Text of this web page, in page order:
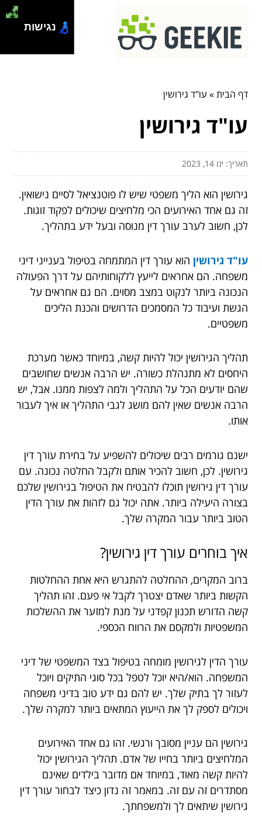
דף הבית» עו"ד גירושין
עו"ד גירושין
תאריך: ינו 14, 2023
גירושין הוא הליך משפטי שיש לו פוטנציאל לסיים נישואין.
זה גם אחד האירועים הכי מלחיצים שיכולים לפקוד זוגות.
לכן, חשוב לערב עורך דין מנוסה ובעל ידע בתהליך.
עו"ד גירושין הוא עורך דין המתמחה בטיפול בענייני דיני
משפחה. הם אחראים לייעץ ללקוחותיהם על דרך הפעולה
הנכונה ביותר לנקוט במצב מסוים. הם גם אחראים על
הגשת ועיבוד כל המסמכים הדרושים והכנת הליכים
משפטיים.
תהליך הגירושין יכול להיות קשה, במיוחד כאשר מערכת
היחסים לא מתנהלת כשורה. יש הרבה אנשים שחושבים
שהם יודעים הכל על התהליך ולמה לצפות ממנו. אבל, יש
הרבה אנשים שאין להם מושג לגבי התהליך או איך לעבור
אותו.
ישנם גורמים רבים שיכולים להשפיע על בחירת עורך דין
גירושין. לכן, חשוב להכיר אותם ולקבל החלטה נכונה. עם
עורך דין גירושין תוכלו להבטיח את הטיפול בגירושין שלכם
בצורה היעילה ביותר. אתה יכול גם לזהות את עורך הדין
הטוב ביותר עבור המקרה שלך.
איך בוחרים עורך דין גירושין?
ברוב המקרים, ההחלטה להתגרש היא אחת ההחלטות
הקשות ביותר שאדם יצטרך לקבל אי פעם. זהו תהליך
קשה הדורש תכנון קפדני על מנת למזער את ההשלכות
המשפטיות ולמקסם את הרווח הכספי.
עורך הדין לגירושין מומחה בטיפול בצד המשפטי של דיני
המשפחה. הוא/היא יוכל לטפל בכל סוגי התיקים ויוכל
לעזור לך בתיק שלך. יש להם גם ידע טוב בדיני משפחה
ויכולים לספק לך את הייעוץ המתאים ביותר למקרה שלך.
גירושין הם עניין מסובך ורגשי. זהו גם אחד האירועים
המלחיצים ביותר בחייו של אדם. תהליך הגירושין יכול
להיות קשה מאוד, במיוחד אם מדובר בילדים שאינם
מסתדרים זה עם זה. במאמר זה נדון כיצד לבחור עורך דין
גירושין שיתאים לך ולמשפחתך.
נגישות